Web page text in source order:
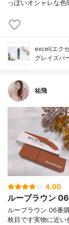
っぽいオシャレな
excel(エク
グレイズバ
祐飛
4.00
ルーブラウン
ルーブラウン 06番
枚目です実物に近